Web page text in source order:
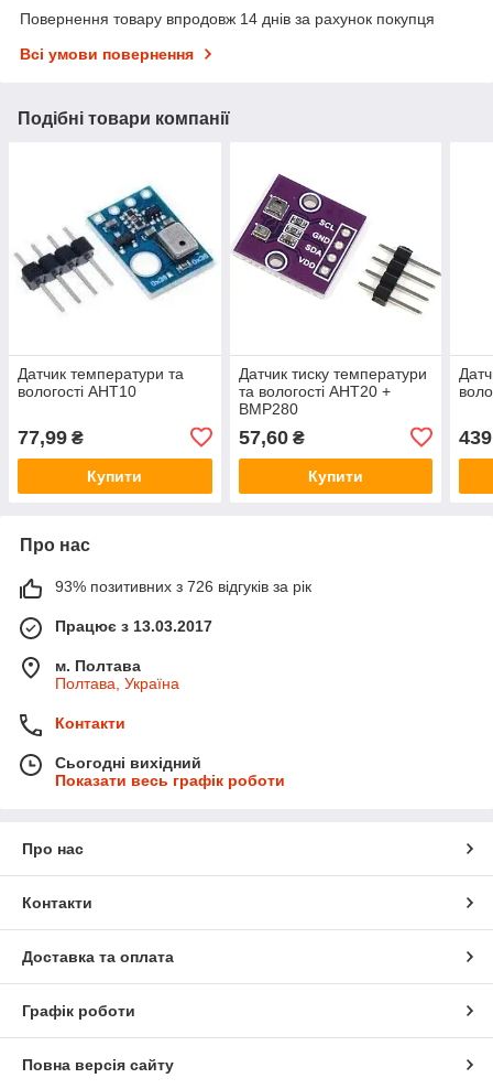
Повернення товару впродовж 14 днів за рахунок покупця
Всі умови повернення
Подібні товари компанії
Датчик температури та
вологості AHT10
77,99 ₴
Купити
Датчик тиску температури
та вологості AHT20 +
BMP280
57,60₴
Купити
Про нас
93% позитивних з 726 відгуків за рік
Працює з 13.03.2017
м. Полтава
Полтава, Україна
Контакти
Сьогодні вихідний
Показати весь графік роботи
Про нас
Контакти
Доставка та оплата
Графік роботи
Повна версія сайту